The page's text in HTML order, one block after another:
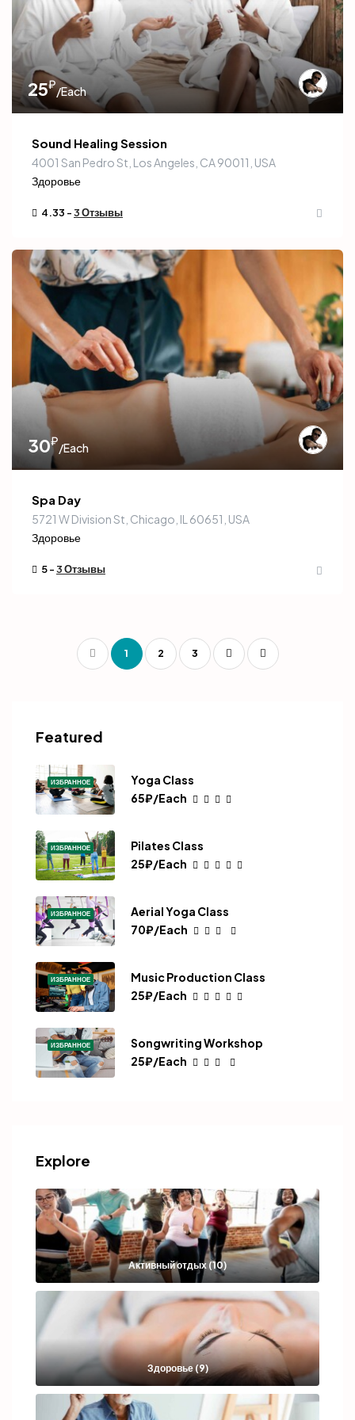
25₽/Each
Sound Healing Session
4001 San Pedro St, Los Angeles, CA 90011, USA
Здоровье
4.33 -3 Отзывы
30₽/Each
Spa Day
5721 W Division St, Chicago, IL 60651, USA
Здоровье
5 -3 Отзывы
1 2 3
Featured
ИЗБРАННОЕ
Yoga Class
65₽/Each
ИЗБРАННОЕ
Pilates Class
25₽/Each
ИЗБРАННОЕ
Aerial Yoga Class
70₽/Each
ИЗБРАННОЕ
Music Production Class
25₽/Each
ИЗБРАННОЕ
Songwriting Workshop
25₽/Each
Explore
Активный отдых (10)
Здоровье (9)